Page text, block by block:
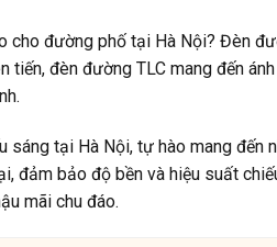
cho đường phố tại Hà Nội? Đèn
đèn đường TLC mang đến
tại Hà Nội, tự hào mang đến
đảm bảo độ bền và hiệu suất
mãi chu đáo.